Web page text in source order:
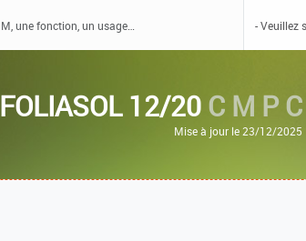
FOLIASOL 12/20C M P C
Mise à jour le 23/12/2025